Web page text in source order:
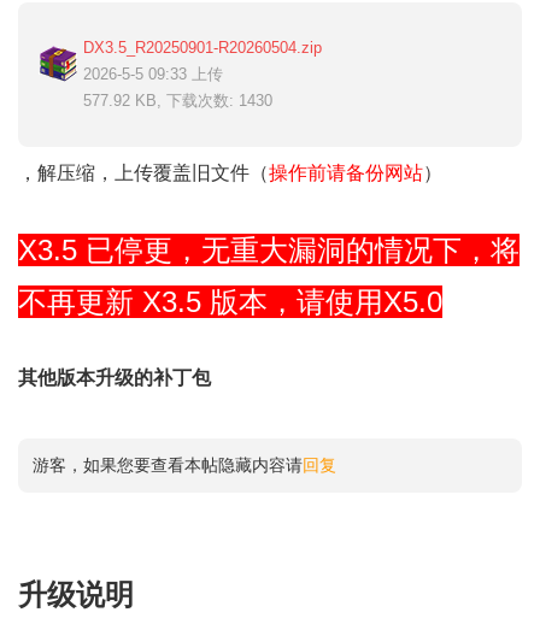
DX3.5_R20250901-R20260504.zip
2026-5-5 09:33 上传
577.92 KB, 下载次数: 1430
， 解压缩， 上传覆盖 旧文件 （操作前请备份网站）
X3.5 已停更，无重大漏洞的情况下，将
不再更新 X3.5 版本，请使用X5.0
其他版本升级的补丁包
游客，如果您要查看本帖隐藏内容请回复
升级说明